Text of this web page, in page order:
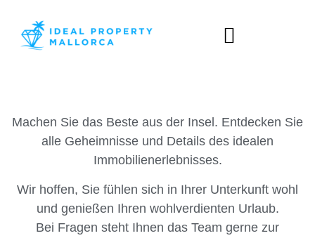
Machen Sie das Beste aus der Insel. Entdecken Sie
alle Geheimnisse und Details des idealen
Immobilienerlebnisses.
Wir hoffen, Sie fühlen sich in Ihrer Unterkunft wohl
und genießen Ihren wohlverdienten Urlaub.
Bei Fragen steht Ihnen das Team gerne zur
Wir sorgen uns um ihre privatsphäre
statistische Analysen durchzuführen und Ihnen auf Ihre
Interessen abgestimmte Werbung zukommen zu
lassen. Sie können alle nicht notwendigen Cookies
entsprechende Schaltfläche "Alle akzeptieren" oder
"Ablehnen" klicken, oder sie nach Ihren Wünschen
konfigurieren, indem Sie auf die Schaltfläche